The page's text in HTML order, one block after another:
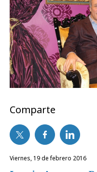
Comparte
viernes, 19 de febrero 2016